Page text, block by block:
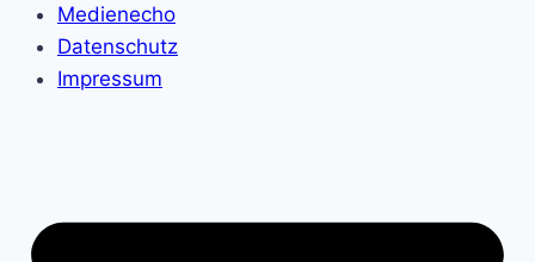
Medienecho
Datenschutz
Impressum